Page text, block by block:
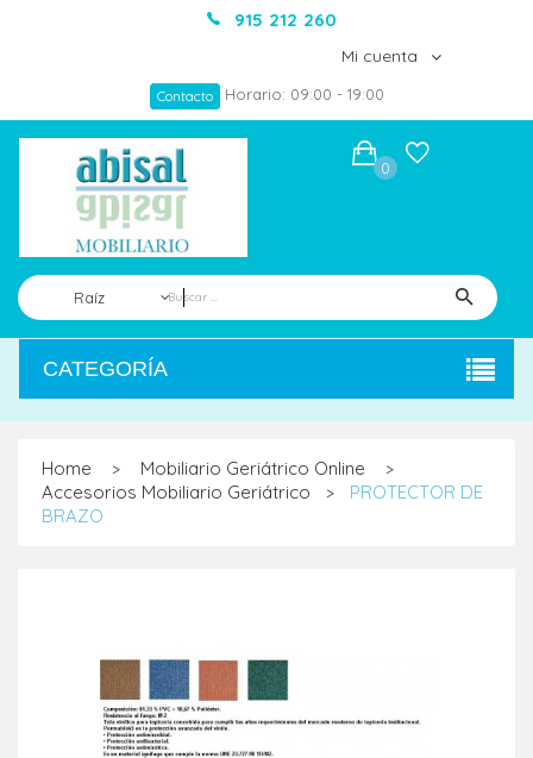
915 212 260
Mi cuenta
Contacto Horario: 09:00 - 19:00
Raíz
0
CATEGORÍA
Home > Mobiliario Geriátrico Online >
Accesorios Mobiliario Geriátrico >
PROTECTOR DE
BRAZO